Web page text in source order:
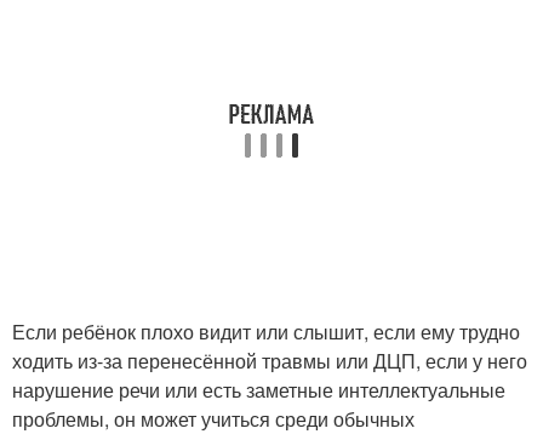
Если ребёнок плохо видит или слышит, если ему трудно
ходить из-за перенесённой травмы или ДЦП, если у него
нарушение речи или есть заметные интеллектуальные
проблемы, он может учиться среди обычных